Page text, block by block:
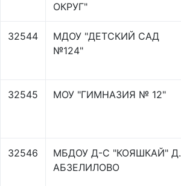
ОКРУГ"
32544
МДОУ "ДЕТСКИЙ САД
№124"
32545 МОУ "ГИМНАЗИЯ № 12"
32546
МБДОУ Д-С "КОЯШКАЙ" Д.
АБЗЕЛИЛОВО